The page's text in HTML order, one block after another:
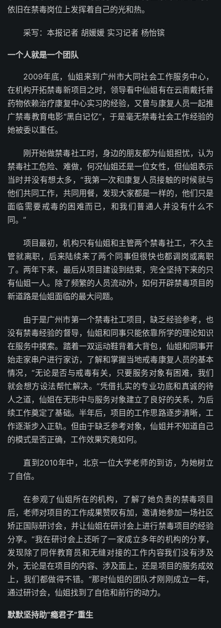
依旧在禁毒岗位上发挥着自己的光和热。
采写：本报记者 胡媛媛 实习记者 杨怡镔
一个人就是一个团队
2009年底，仙姐来到广州市大同社会工作服务中心，
在机构开拓禁毒新项目之时，领导看中仙姐有在云南戴托普
药物依赖治疗康复中心实习的经验，又曾与康复人员一起推
广禁毒教育电影“黑白记忆”，于是毫无禁毒社会工作经验的
她被委以重任。
刚开始做禁毒社工时，身边的朋友都为仙姐担忧，认为
禁毒社工危险、难做，何况仙姐还是一位女性，但仙姐表示
当时并没有想太多，“我第一次和康复人员接触的时候就与
他们共同工作，共同用餐，发现大家都是一样的，他们只是
面临需要戒毒的困难而已，和我们普通人并没有什么不
同。”
项目最初，机构只有仙姐和主管两个禁毒社工，不久主
管就离职，后来陆续来了两个同事但很快也都调岗或离职
了。两年下来，最后从项目建设到结束，完全坚持下来的只
有仙姐一人。除了频繁的人员流动外，如何开辟禁毒项目的
新道路是仙姐面临的最大问题。
由于是广州市第一个禁毒社工项目，缺乏经验参考，也
没有禁毒经验的督导，仙姐和同事只能依靠所学的理论知识
在服务中摸索。踏着一双运动鞋背着大背包，仙姐和同事开
始走家串户进行家访，了解和掌握当地戒毒康复人员的基本
情况，“无论是否与戒毒有关，只要服务对象有困难，我们
就会想方设法帮忙解决。”凭借扎实的专业功底和真诚的待
人之道，仙姐在无形中与服务对象建立了良好的关系，为后
续工作奠定了基础。半年后，项目的工作思路逐步清晰，工
作逐渐步入正轨。但由于缺乏参考对象，仙姐并不知道自己
的模式是否正确，工作效果究竟如何。
直到2010年中，北京一位大学老师的到访，为她树立
了自信。
在参观了仙姐所在的机构，了解了她负责的禁毒项目
后，老师对项目的工作成果赞叹有加，邀请她参加一场社区
矫正国际研讨会，并让仙姐在研讨会上进行禁毒项目的经验
分享。“我在研讨会上还听了一家成立多年的机构的分享，
发现除了同伴教育员和无缝对接的工作内容我们没有涉及
外，无论是在项目的内容、涉及面上，还是项目的服务成效
上，我们都做得不错。”那时仙姐的团队才刚刚成立一年，
通过研讨会，仙姐找到了自信和前行的动力。
默默坚持助“瘾君子”重生